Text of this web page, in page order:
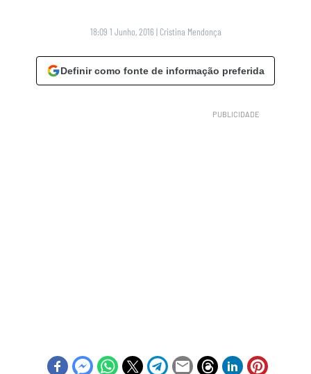
18:09 1 Junho, 2016 | Cristina Mendonça
Definir como fonte de informação preferida